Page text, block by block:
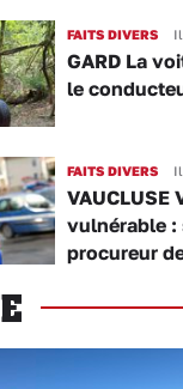
FAITS DIVERS
GARD La
le
FAITS DIVERS
VAUCLUSE
vulnérable :
procureur